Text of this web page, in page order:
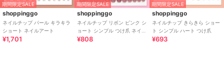
期間限定SALE
shoppinggo
ネイルチップ パール キラキラ
ショート ネイルアート
¥1,701
期間限定SALE
shoppinggo
ネイルチップ リボン ピンク シ
ョート シンプル つけ爪 ネイル
アート
¥808
期間限定SALE
shoppinggo
ネイルチップ きらきら ショー
ト シンプル ハート つけ爪
¥693